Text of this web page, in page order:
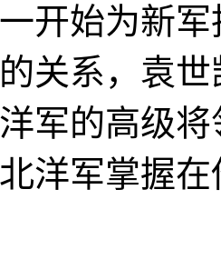
开始为新
关系，袁
军的高级
洋军掌握